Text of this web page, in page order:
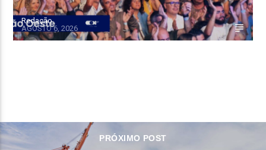
Redação
AGOSTO 6, 2026
PRÓXIMO POST